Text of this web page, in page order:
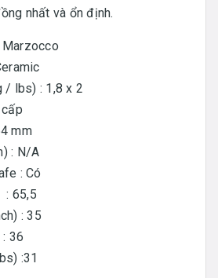
nhất và ổn định.
Marzocco
/ lbs) : 1,8 x 2
mm
: N/A
: Có
: 65,5
: 35
36
:31